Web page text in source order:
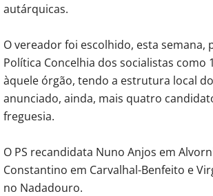
autárquicas.
O vereador foi escolhido, esta semana,
Política Concelhia dos socialistas como
àquele órgão, tendo a estrutura local
anunciado, ainda, mais quatro
freguesia.
O PS recandidata Nuno Anjos em
Constantino em Carvalhal-Benfeito e
no Nadadouro.